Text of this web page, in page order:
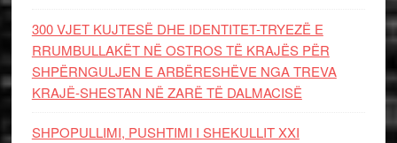
300 VJET KUJTESË DHE IDENTITET-TRYEZË E
RRUMBULLAKËT NË OSTROS TË KRAJËS PËR
SHPËRNGULJEN E ARBËRESHËVE NGA TREVA
KRAJË-SHESTAN NË ZARË TË DALMACISË
SHPOPULLIMI, PUSHTIMI I SHEKULLIT XXI